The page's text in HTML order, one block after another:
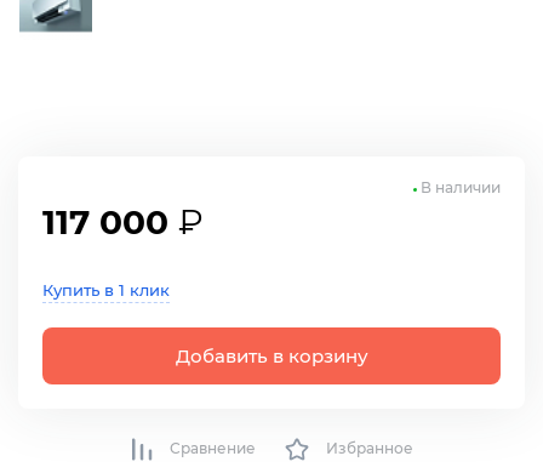
117 000 ₽
Купить в 1 клик
Добавить в корзину
В наличии
Сравнение Избранное